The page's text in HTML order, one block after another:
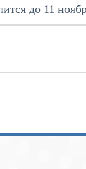
до 11